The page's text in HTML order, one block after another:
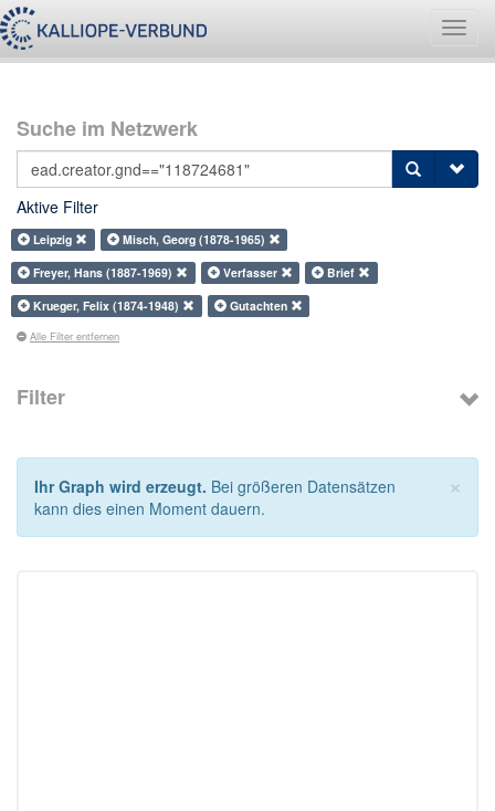
Suche im Netzwerk
Aktive Filter
Leipzig
Misch, Georg (1878-1965)
Freyer, Hans (1887-1969)
Verfasser
Brief
Krueger, Felix (1874-1948)
Gutachten
Alle Filter entfernen
Filter
×
Ihr Graph wird erzeugt. Bei größeren Datensätzen
kann dies einen Moment dauern.